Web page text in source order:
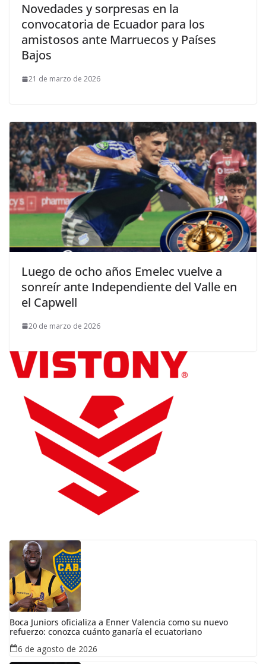
Novedades y sorpresas en la
convocatoria de Ecuador para los
amistosos ante Marruecos y Países
Bajos
21 de marzo de 2026
Luego de ocho años Emelec vuelve a
sonreír ante Independiente del Valle en
el Capwell
20 de marzo de 2026
Boca Juniors oficializa a Enner Valencia como su nuevo
refuerzo: conozca cuánto ganaría el ecuatoriano
6 de agosto de 2026